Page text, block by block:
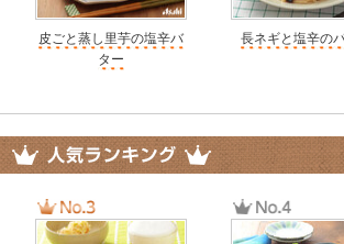
皮ごと蒸し里芋の塩辛バ
ター
長ネギと塩辛の